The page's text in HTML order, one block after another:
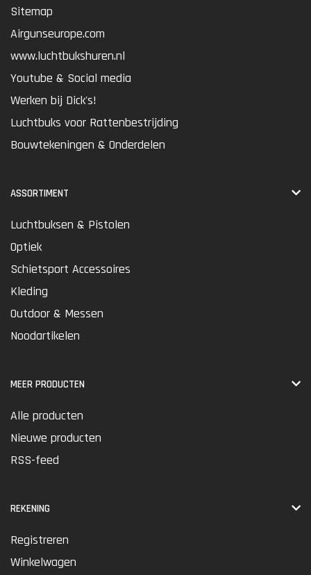
Sitemap
Airgunseurope.com
www.luchtbukshuren.nl
Youtube & Social media
Werken bij Dick's!
Luchtbuks voor Rattenbestrijding
Bouwtekeningen & Onderdelen
ASSORTIMENT
Luchtbuksen & Pistolen
Optiek
Schietsport Accessoires
Kleding
Outdoor & Messen
Noodartikelen
MEER PRODUCTEN
Alle producten
Nieuwe producten
RSS-feed
REKENING
Registreren
Winkelwagen